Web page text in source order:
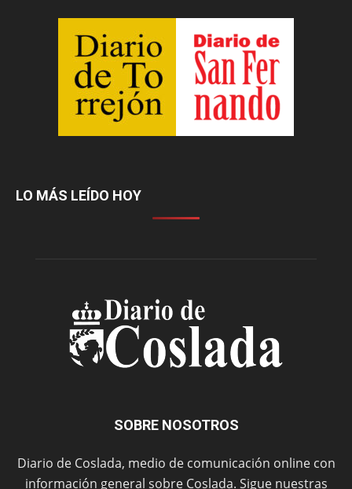
LO MÁS LEÍDO HOY
SOBRE NOSOTROS
Diario de Coslada, medio de comunicación online con
información general sobre Coslada. Sigue nuestras